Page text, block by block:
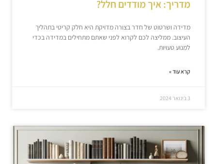
מדריך: איך מודדים חלל?
מדידה ושרטוט של חדר בצורה מדויקת היא חלק קריטי בתהליך
העיצוב. ממליצה לכם לקרוא לפני שאתם מתחילים במדידה בכדי
למנוע טעויות.
קרא עוד »
3 בינואר 2024